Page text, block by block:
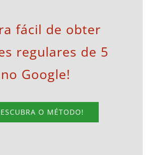
fácil de obter
regulares de 5
Google!
O MÉTODO!